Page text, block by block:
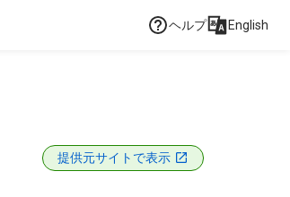
ヘルプ English
提供元サイトで表示